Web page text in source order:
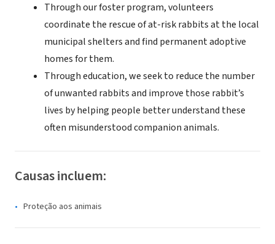
Through our foster program, volunteers
coordinate the rescue of at-risk rabbits at the local
municipal shelters and find permanent adoptive
homes for them.
Through education, we seek to reduce the number
of unwanted rabbits and improve those rabbit’s
lives by helping people better understand these
often misunderstood companion animals.
Causas incluem:
Proteção aos animais